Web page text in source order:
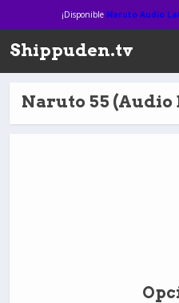
¡Disponible Naruto Audio
Shippuden.tv
Naruto 55